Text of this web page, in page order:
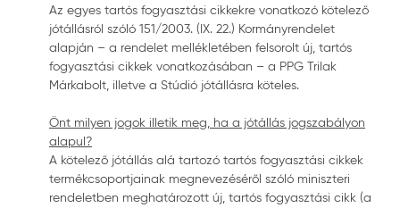
Az egyes tartós fogyasztási cikkekre vonatkozó kötelező
jótállásról szóló 151/2003. (IX. 22.) Kormányrendelet
alapján – a rendelet mellékletében felsorolt új, tartós
fogyasztási cikkek vonatkozásában – a PPG Trilak
Márkabolt, illetve a Stúdió jótállásra köteles.
Önt milyen jogok illetik meg, ha a jótállás jogszabályon
alapul?
A kötelező jótállás alá tartozó tartós fogyasztási cikkek
termékcsoportjainak megnevezéséről szóló miniszteri
rendeletben meghatározott új, tartós fogyasztási cikk (a